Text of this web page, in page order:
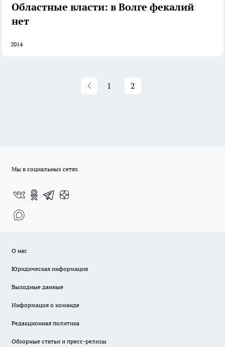
Областные власти: в Волге фекалий
нет
2014
1 2
Мы в социальных сетях
О нас
Юридическая информация
Выходные данные
Информация о команде
Редакционная политика
Обзорные статьи и пресс-релизы